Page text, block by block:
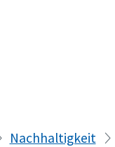
Nachhaltigkeit